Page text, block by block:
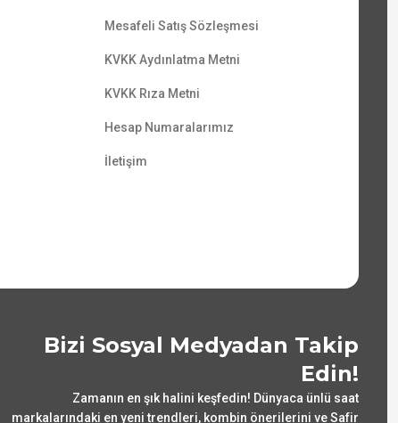
Mesafeli Satış Sözleşmesi
KVKK Aydınlatma Metni
KVKK Rıza Metni
Hesap Numaralarımız
İletişim
Bizi Sosyal Medyadan Takip
Edin!
Zamanın en şık halini keşfedin! Dünyaca ünlü saat
markalarındaki en yeni trendleri, kombin önerilerini ve Safir